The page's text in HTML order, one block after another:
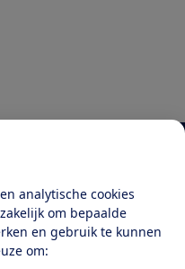
analytische cookies
om bepaalde
en gebruik te kunnen
om:
je mailbox. In onze
omgaan met je
je personaliseren.